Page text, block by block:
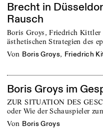
Brecht in
Rausch
Boris Groys, Friedrich
ästhetischen Strategien des
von Boris Groys, Friedrich
Boris Groys im
ZUR SITUATION DES
oder Wie der Schauspieler
von Boris Groys